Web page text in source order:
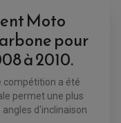
Moto
pour
à 2010.
compétition a été
permet une plus
d'inclinaison